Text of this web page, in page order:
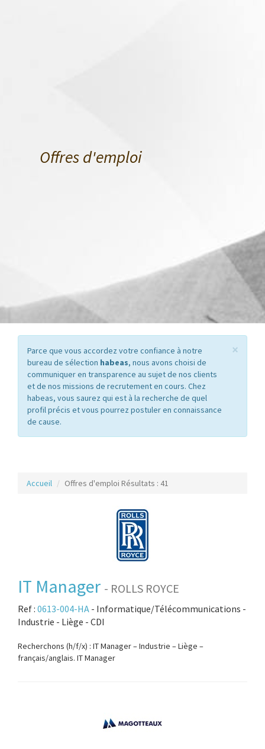
Offres d'emploi
×
Parce que vous accordez votre confiance à notre
bureau de sélection habeas, nous avons choisi de
communiquer en transparence au sujet de nos clients
et de nos missions de recrutement en cours. Chez
habeas, vous saurez qui est à la recherche de quel
profil précis et vous pourrez postuler en connaissance
de cause.
Accueil Offres d'emploi Résultats : 41
IT Manager - ROLLS ROYCE
Ref : 0613-004-HA - Informatique/Télécommunications -
Industrie - Liège - CDI
Recherchons (h/f/x) : IT Manager – Industrie – Liège –
français/anglais. IT Manager